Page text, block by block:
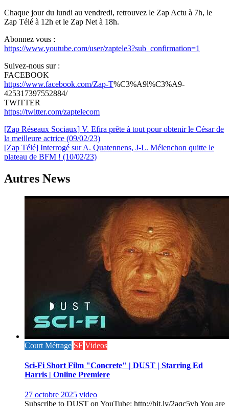
Chaque jour du lundi au vendredi, retrouvez le Zap Actu à 7h, le
Zap Télé à 12h et le Zap Net à 18h.
Abonnez vous :
https://www.youtube.com/user/zaptele3?sub_confirmation=1
Suivez-nous sur :
FACEBOOK
https://www.facebook.com/Zap-T%C3%A9l%C3%A9-
425317397552884/
TWITTER
https://twitter.com/zaptelecom
Navigation
de
l’article
[Zap Réseaux Sociaux] V. Efira prête à tout pour obtenir le César de
la meilleure actrice (09/02/23)
[Zap Télé] Interrogé sur A. Quatennens, J-L. Mélenchon quitte le
plateau de BFM ! (10/02/23)
Autres News
Court Métrage SF Videos
Sci-Fi Short Film "Concrete" | DUST | Starring Ed
Harris | Online Premiere
27 octobre 2025 video
Subscribe to DUST on YouTube: http://bit.ly/2aqc5vh You are